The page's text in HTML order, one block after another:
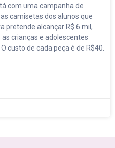
com uma campanha de
camisetas dos alunos que
pretende alcançar R$ 6 mil,
crianças e adolescentes
custo de cada peça é de R$40.